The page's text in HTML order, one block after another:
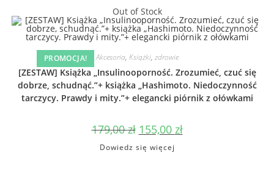
Out of Stock
PROMOCJA! Akcesoria, Książki, zdrowie
[ZESTAW] Książka „Insulinooporność. Zrozumieć, czuć się
dobrze, schudnąć.”+ książka „Hashimoto. Niedoczynność
tarczycy. Prawdy i mity.”+ elegancki piórnik z ołówkami
179,00zł 155,00 zł
Dowiedz się więcej